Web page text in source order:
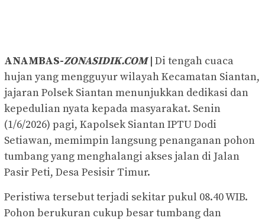
ANAMBAS-ZONASIDIK.COM| Di tengah cuaca
hujan yang mengguyur wilayah Kecamatan Siantan,
jajaran Polsek Siantan menunjukkan dedikasi dan
kepedulian nyata kepada masyarakat. Senin
(1/6/2026) pagi, Kapolsek Siantan IPTU Dodi
Setiawan, memimpin langsung penanganan pohon
tumbang yang menghalangi akses jalan di Jalan
Pasir Peti, Desa Pesisir Timur.
Peristiwa tersebut terjadi sekitar pukul 08.40 WIB.
Pohon berukuran cukup besar tumbang dan